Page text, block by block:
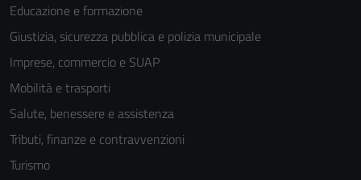
Educazione e formazione
Giustizia, sicurezza pubblica e polizia municipale
Imprese, commercio e SUAP
Mobilità e trasporti
Salute, benessere e assistenza
Tributi, finanze e contravvenzioni
Turismo